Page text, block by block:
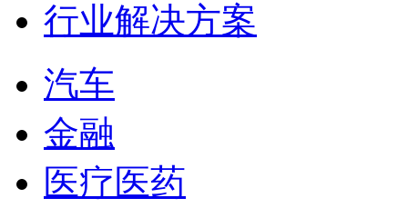
行业解决方案
汽车
金融
医疗医药